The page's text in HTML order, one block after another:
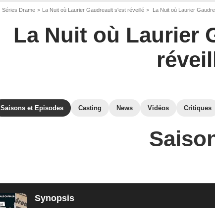
Séries Drame La Nuit où Laurier Gaudreault s'est réveillé La Nuit où Laurier
La Nuit où Laurier
Saisons et Episodes Casting News Vidéos Critiques
Synopsis